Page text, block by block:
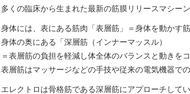
多くの臨床から生まれた最新の筋膜リリースマシーン
身体には、表にある筋肉「表層筋」＝身体を動かす筋
身体の奥にある「深層筋（インナーマッスル）
＝表層筋の負担を軽減し体全体のバランスと動きを
表層筋はマッサージなどの手技や従来の電気機器で
エレクトロは骨格筋である深層筋にアプローチしてい